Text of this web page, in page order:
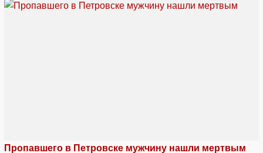
Пропавшего в Петровске мужчину нашли мертвым